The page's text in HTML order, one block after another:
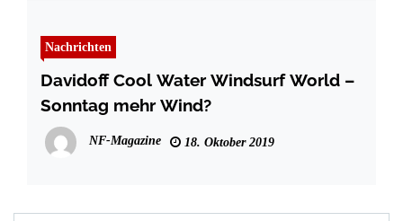
Nachrichten
Davidoff Cool Water Windsurf World –
Sonntag mehr Wind?
NF-Magazine 18. Oktober 2019